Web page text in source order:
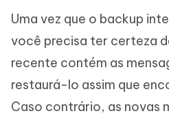
Uma vez que o backup
você precisa ter certeza
recente contém as
restaurá-lo assim que
Caso contrário, as novas